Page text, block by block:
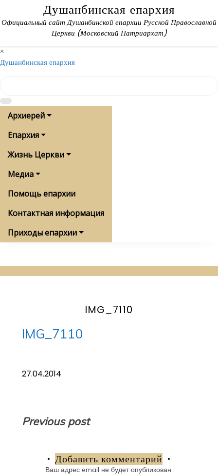
content
Душанбинская епархия
Официальный сайт Душанбинской епархии Русской Православной
Церкви (Московский Патриархат)
×
Душанбинская епархия
Архиерей
Епархия
Жизнь Церкви
Медиа
Помощь епархии
Контактная информация
Приходы епархии
IMG_7110
IMG_7110
27.04.2014
Навигация
записям
Previous post
Добавить комментарий
Ваш адрес email не будет опубликован.